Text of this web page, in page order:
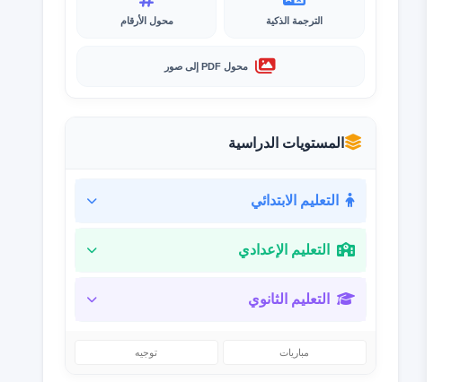
الترجمة الذكية محول الأرقام
محول PDF إلى صور
المستويات الدراسية
التعليم الابتدائي
التعليم الإعدادي
التعليم الثانوي
مباريات توجيه